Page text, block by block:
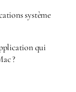
système
qui
?